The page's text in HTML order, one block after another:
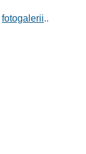
fotogalerii..